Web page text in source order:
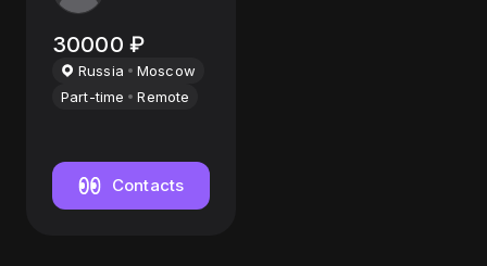
30000 ₽
Russia
Moscow
Part-time
Remote
Contacts